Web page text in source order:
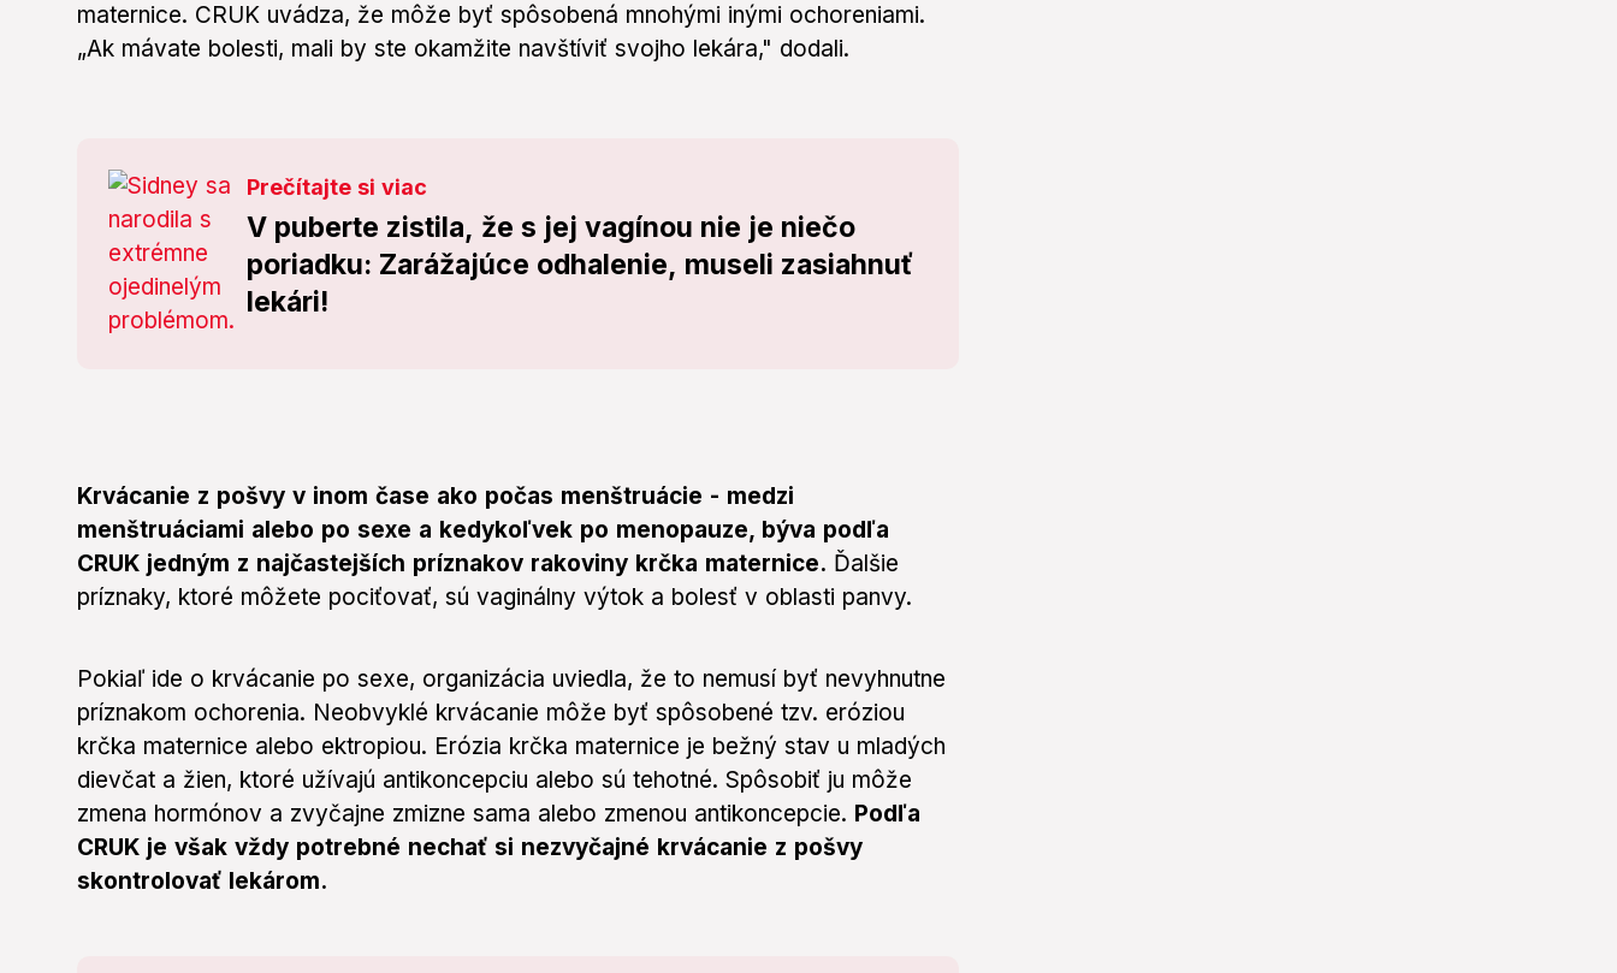
maternice. CRUK uvádza, že môže byť spôsobená mnohými inými ochoreniami.
„Ak mávate bolesti, mali by ste okamžite navštíviť svojho lekára," dodali.
Prečítajte si viac
V puberte zistila, že s jej vagínou nie je niečo
poriadku: Zarážajúce odhalenie, museli zasiahnuť
lekári!
Krvácanie z pošvy v inom čase ako počas menštruácie - medzi
menštruáciami alebo po sexe a kedykoľvek po menopauze, býva podľa
CRUK jedným z najčastejších príznakov rakoviny krčka maternice. Ďalšie
príznaky, ktoré môžete pociťovať, sú vaginálny výtok a bolesť v oblasti panvy.
Pokiaľ ide o krvácanie po sexe, organizácia uviedla, že to nemusí byť nevyhnutne
príznakom ochorenia. Neobvyklé krvácanie môže byť spôsobené tzv. eróziou
krčka maternice alebo ektropiou. Erózia krčka maternice je bežný stav u mladých
dievčat a žien, ktoré užívajú antikoncepciu alebo sú tehotné. Spôsobiť ju môže
zmena hormónov a zvyčajne zmizne sama alebo zmenou antikoncepcie. Podľa
CRUK je však vždy potrebné nechať si nezvyčajné krvácanie z pošvy
skontrolovať lekárom.